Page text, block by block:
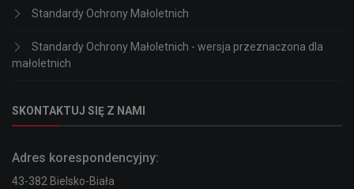
Standardy Ochrony Małoletnich
Standardy Ochrony Małoletnich - wersja przeznaczona dla
małoletnich
SKONTAKTUJ SIĘ Z NAMI
Adres korespondencyjny:
43-382 Bielsko-Biała